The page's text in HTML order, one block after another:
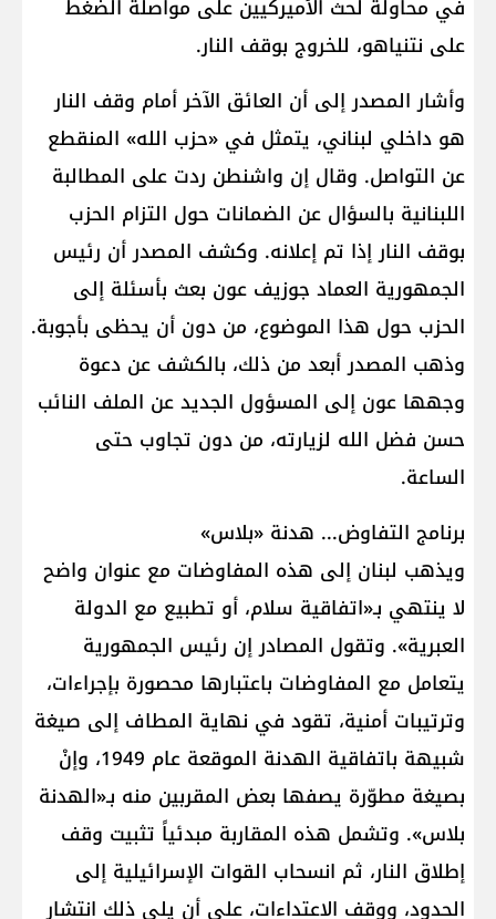
في محاولة لحث الأميركيين على مواصلة الضغط
على نتنياهو، للخروج بوقف النار.
وأشار المصدر إلى أن العائق الآخر أمام وقف النار
هو داخلي لبناني، يتمثل في «حزب الله» المنقطع
عن التواصل. وقال إن واشنطن ردت على المطالبة
اللبنانية بالسؤال عن الضمانات حول التزام الحزب
بوقف النار إذا تم إعلانه. وكشف المصدر أن رئيس
الجمهورية العماد جوزيف عون بعث بأسئلة إلى
الحزب حول هذا الموضوع، من دون أن يحظى بأجوبة.
وذهب المصدر أبعد من ذلك، بالكشف عن دعوة
وجهها عون إلى المسؤول الجديد عن الملف النائب
حسن فضل الله لزيارته، من دون تجاوب حتى
الساعة.
برنامج التفاوض... هدنة «بلاس»
ويذهب لبنان إلى هذه المفاوضات مع عنوان واضح
لا ينتهي بـ«اتفاقية سلام، أو تطبيع مع الدولة
العبرية». وتقول المصادر إن رئيس الجمهورية
يتعامل مع المفاوضات باعتبارها محصورة بإجراءات،
وترتيبات أمنية، تقود في نهاية المطاف إلى صيغة
شبيهة باتفاقية الهدنة الموقعة عام 1949، وإنْ
بصيغة مطوّرة يصفها بعض المقربين منه بـ«الهدنة
بلاس». وتشمل هذه المقاربة مبدئياً تثبيت وقف
إطلاق النار، ثم انسحاب القوات الإسرائيلية إلى
الحدود، ووقف الاعتداءات، على أن يلي ذلك انتشار